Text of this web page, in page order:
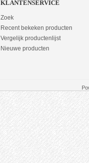
KLANTENSERVICE
Zoek
Recent bekeken producten
Vergelijk productenlijst
Nieuwe producten